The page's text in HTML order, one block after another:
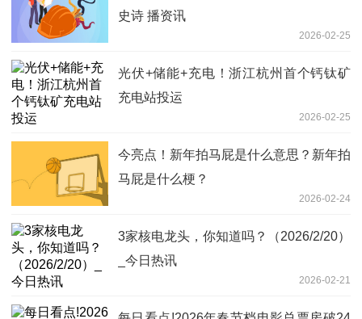
史诗 播资讯
2026-02-25
光伏+储能+充电！浙江杭州首个钙钛矿
充电站投运
2026-02-25
今亮点！新年拍马屁是什么意思？新年拍
马屁是什么梗？
2026-02-24
3家核电龙头，你知道吗？（2026/2/20）
_今日热讯
2026-02-21